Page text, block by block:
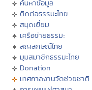
ค้นหาข้อมูล
ติดต่อธรรมะไทย
สมุดเยี่ยม
เครือข่ายธรรมะ
สัญลักษณ์ไทย
มุมสมาชิกธรรมะไทย
Donation
เทศกาลงานวัดช่วยชาติ